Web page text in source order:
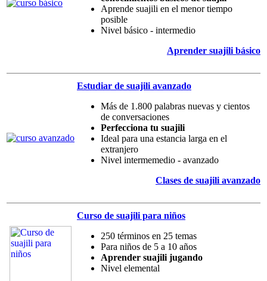
Aprende suajili en el menor tiempo
posible
Nivel básico - intermedio
Aprender suajili básico
Estudiar de suajili avanzado
Más de 1.800 palabras nuevas y cientos
de conversaciones
Perfecciona tu suajili
Ideal para una estancia larga en el
extranjero
Nivel intermemedio - avanzado
Clases de suajili avanzado
Curso de suajili para niños
250 términos en 25 temas
Para niños de 5 a 10 años
Aprender suajili jugando
Nivel elemental